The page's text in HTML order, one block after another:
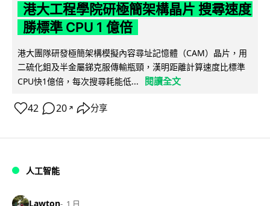
港大工程學院研極簡架構晶片 搜尋速度
勝標準 CPU 1 億倍
港大團隊研發極簡架構模擬內容尋址記憶體（CAM）晶片，用
二硫化鉬及半金屬銻克服傳輸瓶頸，漢明距離計算速度比標準
CPU快1億倍，每次搜尋耗能低...
閱讀全文
42 20 ↗ 分享
人工智能
Lawton